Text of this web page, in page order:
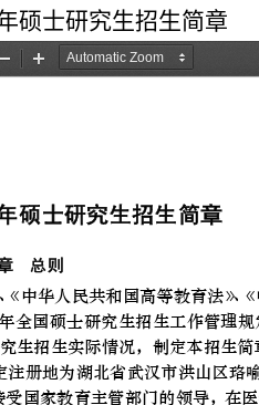
硕士研究生招生简章